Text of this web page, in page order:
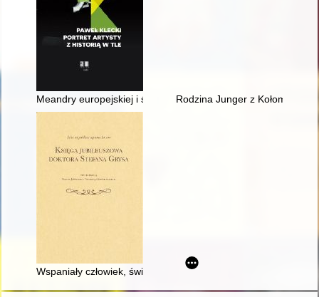
Meandry europejskiej i światowej kariery Pawła Kleckiego
Rodzina Junger z Kołomyi
Wspaniały człowiek, świetny szef